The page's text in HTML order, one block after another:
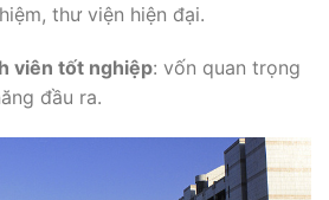
thư viện hiện đại.
viên tốt nghiệp: vốn quan trọng
đầu ra.